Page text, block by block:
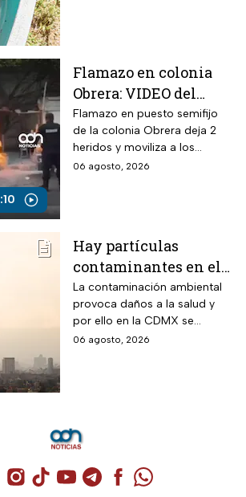
Flamazo en colonia
Obrera: VIDEO del
siniestro en puesto
semifijo que dejó
heridos
Flamazo en puesto semifijo
de la colonia Obrera deja 2
heridos y moviliza a los
servicios de emergencia en
06 agosto, 2026
Hay partículas
contaminantes en el
ambiente; así está la
calidad del aire hoy
en CDMX
La contaminación ambiental
provoca daños a la salud y
por ello en la CDMX se
monitorea la calidad del aire
06 agosto, 2026
Cuenta de X / Twitter (se abre en una
Cuenta de Instagram (se abre en una
Cuenta de TikTok (se abre en
Cuenta de YouTube (se abre
Cuenta de Telegram (se
Cuenta de
Cuenta de